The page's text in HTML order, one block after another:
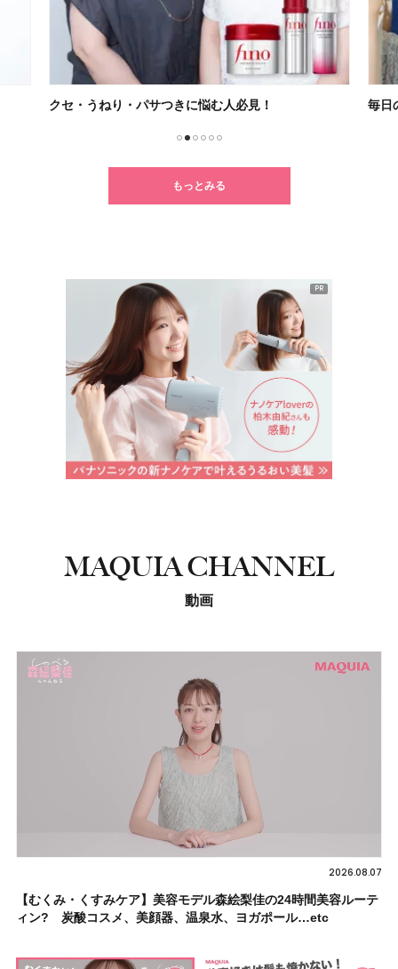
毎日の歯磨きがワクワクするひと時に！ 新ル
もっとみる
PR
MAQUIA CHANNEL
動画
2026.08.07
【むくみ・くすみケア】美容モデル森絵梨佳の24時間美容ルーテ
ィン? 炭酸コスメ、美顔器、温泉水、ヨガポール…etc